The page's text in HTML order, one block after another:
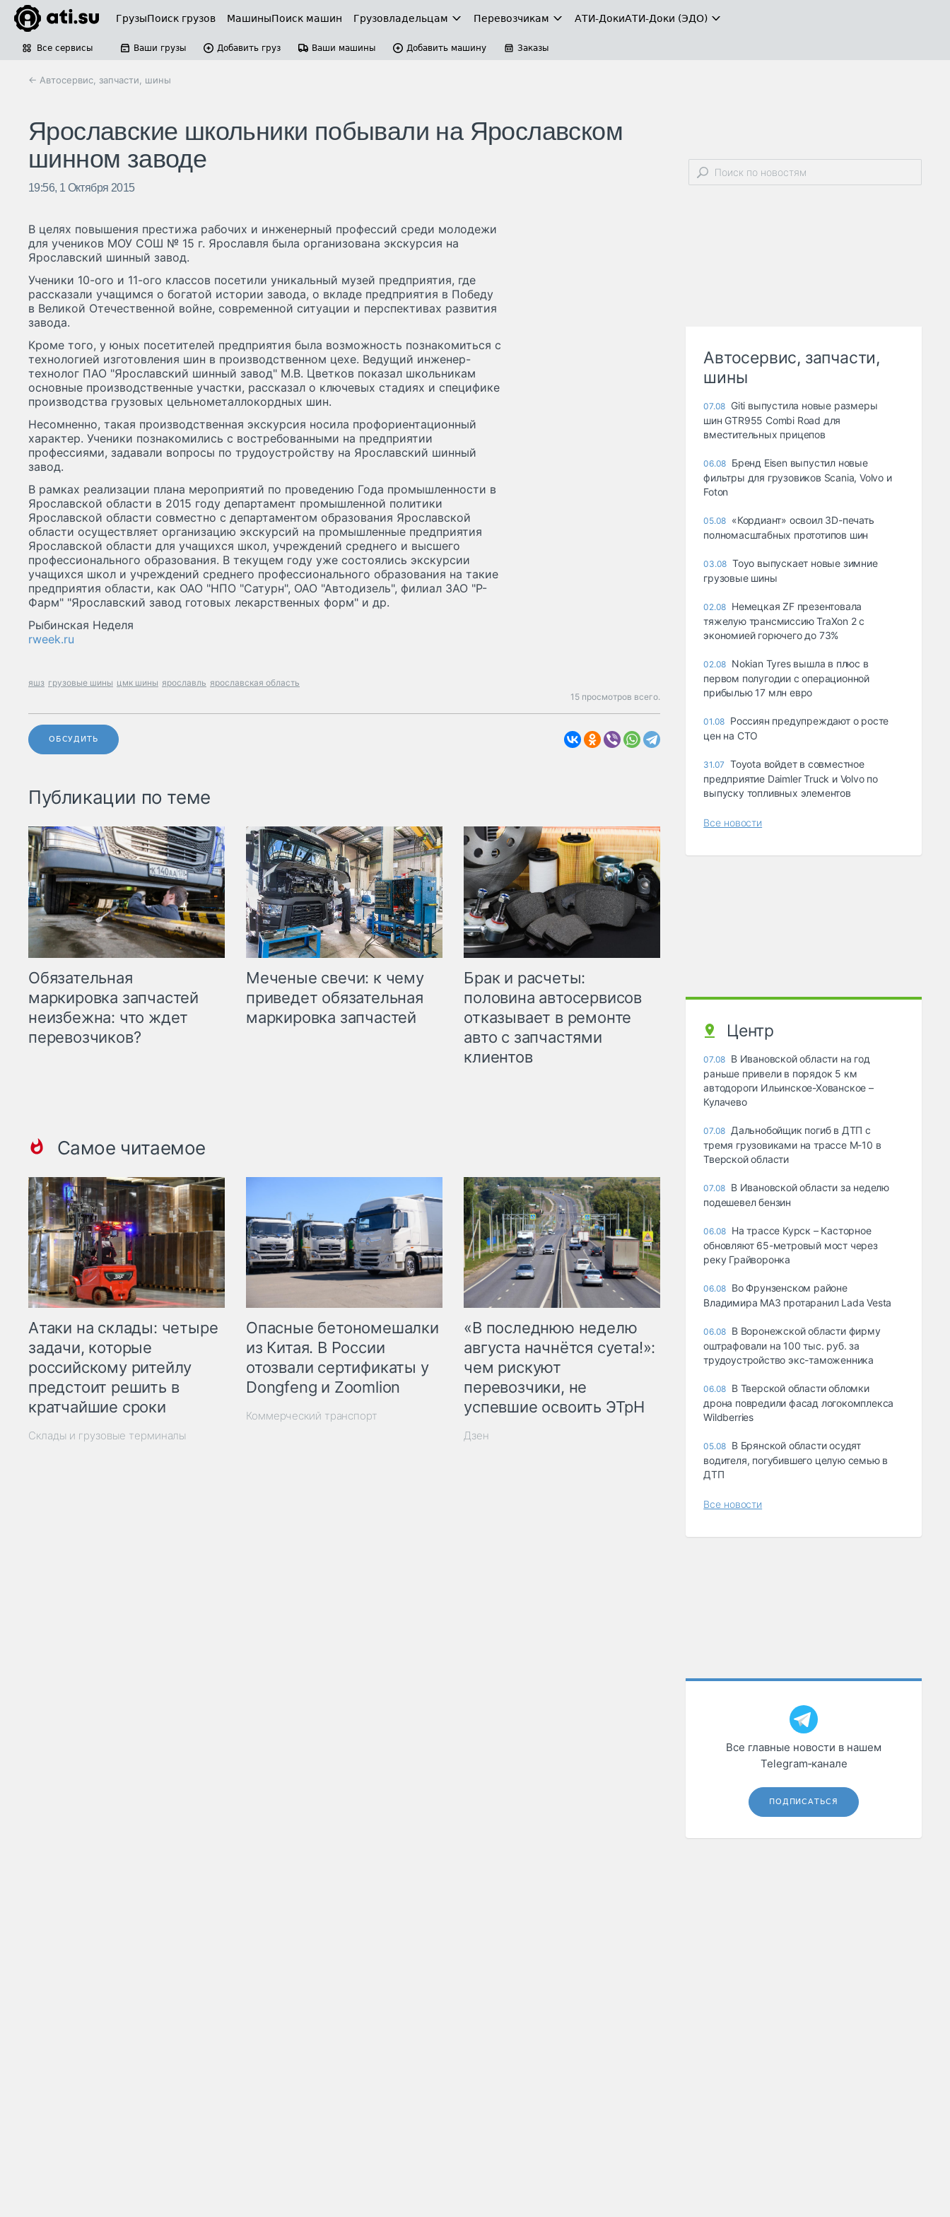
ГрузыПоиск грузов МашиныПоиск машин Грузовладельцам Перевозчикам АТИ-ДокиАТИ-Доки (ЭДО)
Все сервисы Ваши грузы Добавить груз Ваши машины Добавить машину Заказы
← Автосервис, запчасти, шины
Ярославские школьники побывали на Ярославском
шинном заводе
19:56, 1 Октября 2015
В целях повышения престижа рабочих и инженерный профессий среди молодежи
для учеников МОУ СОШ № 15 г. Ярославля была организована экскурсия на
Ярославский шинный завод.
Ученики 10-ого и 11-ого классов посетили уникальный музей предприятия, где
рассказали учащимся о богатой истории завода, о вкладе предприятия в Победу
в Великой Отечественной войне, современной ситуации и перспективах развития
завода.
Кроме того, у юных посетителей предприятия была возможность познакомиться с
технологией изготовления шин в производственном цехе. Ведущий инженер-
технолог ПАО "Ярославский шинный завод" М.В. Цветков показал школьникам
основные производственные участки, рассказал о ключевых стадиях и специфике
производства грузовых цельнометаллокордных шин.
Несомненно, такая производственная экскурсия носила профориентационный
характер. Ученики познакомились с востребованными на предприятии
профессиями, задавали вопросы по трудоустройству на Ярославский шинный
завод.
В рамках реализации плана мероприятий по проведению Года промышленности в
Ярославской области в 2015 году департамент промышленной политики
Ярославской области совместно с департаментом образования Ярославской
области осуществляет организацию экскурсий на промышленные предприятия
Ярославской области для учащихся школ, учреждений среднего и высшего
профессионального образования. В текущем году уже состоялись экскурсии
учащихся школ и учреждений среднего профессионального образования на такие
предприятия области, как ОАО "НПО "Сатурн", ОАО "Автодизель", филиал ЗАО "Р-
Фарм" "Ярославский завод готовых лекарственных форм" и др.
Рыбинская Неделя
rweek.ru
яшз грузовые шины цмк шины ярославль ярославская область
15 просмотров всего.
ОБСУДИТЬ
Публикации по теме
Обязательная
маркировка запчастей
неизбежна: что ждет
перевозчиков?
Меченые свечи: к чему
приведет обязательная
маркировка запчастей
Брак и расчеты:
половина автосервисов
отказывает в ремонте
авто с запчастями
клиентов
Самое читаемое
Атаки на склады: четыре
задачи, которые
российскому ритейлу
предстоит решить в
кратчайшие сроки
Склады и грузовые терминалы
Опасные бетономешалки
из Китая. В России
отозвали сертификаты у
Dongfeng и Zoomlion
Коммерческий транспорт
«В последнюю неделю
августа начнётся суета!»:
чем рискуют
перевозчики, не
успевшие освоить ЭТрН
Дзен
Автосервис, запчасти,
шины
07.08 Giti выпустила новые размеры
шин GTR955 Combi Road для
вместительных прицепов
06.08 Бренд Eisen выпустил новые
фильтры для грузовиков Scania, Volvo и
Foton
05.08 «Кордиант» освоил 3D-печать
полномасштабных прототипов шин
03.08 Toyo выпускает новые зимние
грузовые шины
02.08 Немецкая ZF презентовала
тяжелую трансмиссию TraXon 2 с
экономией горючего до 73%
02.08 Nokian Tyres вышла в плюс в
первом полугодии с операционной
прибылью 17 млн евро
01.08 Россиян предупреждают о росте
цен на СТО
31.07
Toyota войдет в совместное
предприятие Daimler Truck и Volvo по
выпуску топливных элементов
Все новости
Центр
07.08 В Ивановской области на год
раньше привели в порядок 5 км
автодороги Ильинское-Хованское –
Кулачево
07.08 Дальнобойщик погиб в ДТП с
тремя грузовиками на трассе М-10 в
Тверской области
07.08 В Ивановской области за неделю
подешевел бензин
06.08 На трассе Курск – Касторное
обновляют 65-метровый мост через
реку Грайворонка
06.08 Во Фрунзенском районе
Владимира МАЗ протаранил Lada Vesta
06.08 В Воронежской области фирму
оштрафовали на 100 тыс. руб. за
трудоустройство экс-таможенника
06.08 В Тверской области обломки
дрона повредили фасад логокомплекса
Wildberries
05.08 В Брянской области осудят
водителя, погубившего целую семью в
ДТП
Все новости
Все главные новости в нашем
Telegram‑канале
ПОДПИСАТЬСЯ